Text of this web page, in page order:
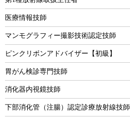
医療情報技師
マンモグラフィー撮影技術認定技師
ピンクリボンアドバイザー【初級】
胃がん検診専門技師
消化器内視鏡技師
下部消化管（注腸）認定診療放射線技師